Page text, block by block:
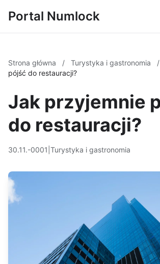
Portal Numlock
Strona główna / Turystyka i gastronomia /
pójść do restauracji?
Jak przyjemnie
do restauracji?
30.11.-0001 Turystyka i gastronomia